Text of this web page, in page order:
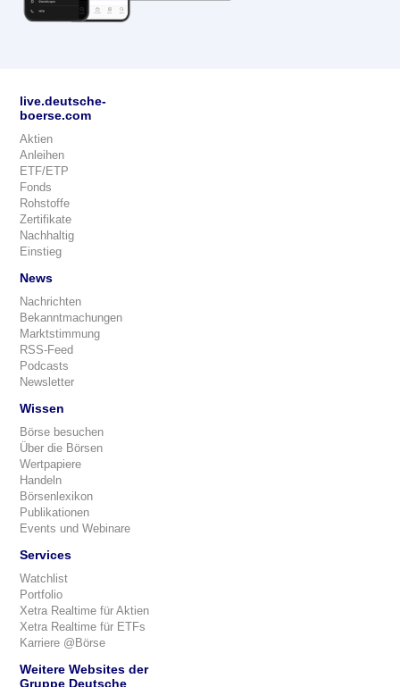
live.deutsche-
boerse.com
Aktien
Anleihen
ETF/ETP
Fonds
Rohstoffe
Zertifikate
Nachhaltig
Einstieg
News
Nachrichten
Bekanntmachungen
Marktstimmung
RSS-Feed
Podcasts
Newsletter
Wissen
Börse besuchen
Über die Börsen
Wertpapiere
Handeln
Börsenlexikon
Publikationen
Events und Webinare
Services
Watchlist
Portfolio
Xetra Realtime für Aktien
Xetra Realtime für ETFs
Karriere @Börse
Weitere Websites der
Gruppe Deutsche